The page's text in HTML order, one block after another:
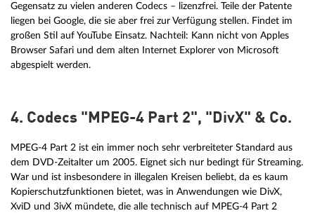
Gegensatz zu vielen anderen Codecs – lizenzfrei. Teile der Patente
liegen bei Google, die sie aber frei zur Verfügung stellen. Findet im
großen Stil auf YouTube Einsatz. Nachteil: Kann nicht von Apples
Browser Safari und dem alten Internet Explorer von Microsoft
abgespielt werden.
4. Codecs "MPEG-4 Part 2", "DivX" & Co.
MPEG-4 Part 2 ist ein immer noch sehr verbreiteter Standard aus
dem DVD-Zeitalter um 2005. Eignet sich nur bedingt für Streaming.
War und ist insbesondere in illegalen Kreisen beliebt, da es kaum
Kopierschutzfunktionen bietet, was in Anwendungen wie DivX,
XviD und 3ivX mündete, die alle technisch auf MPEG-4 Part 2